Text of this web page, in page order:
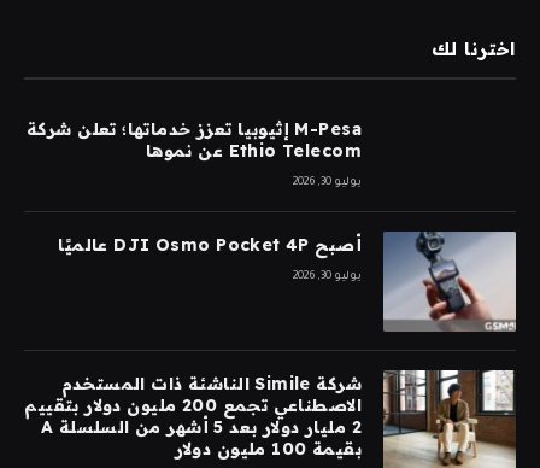
اخترنا لك
M-Pesa إثيوبيا تعزز خدماتها؛ تعلن شركة
Ethio Telecom عن نموها
يوليو 30, 2026
أصبح DJI Osmo Pocket 4P عالميًا
يوليو 30, 2026
شركة Simile الناشئة ذات المستخدم
الاصطناعي تجمع 200 مليون دولار بتقييم
2 مليار دولار بعد 5 أشهر من السلسلة A
بقيمة 100 مليون دولار